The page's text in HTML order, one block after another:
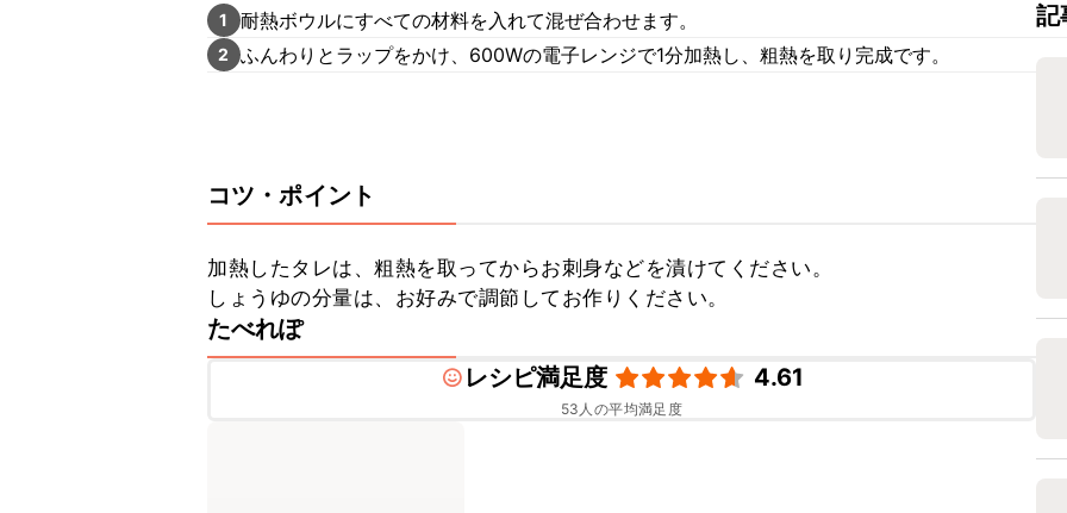
1 耐熱ボウルにすべての材料を入れて混ぜ合わせます。
2 ふんわりとラップをかけ、600Wの電子レンジで1分加熱し、粗熱を取り完成です。
コツ・ポイント
加熱したタレは、粗熱を取ってからお刺身などを漬けてください。
しょうゆの分量は、お好みで調節してお作りください。
たべれぽ
レシピ満足度
4.61
53 人の平均満足度
記